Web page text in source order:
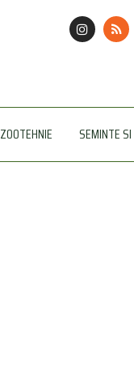
ZOOTEHNIE SEMINTE